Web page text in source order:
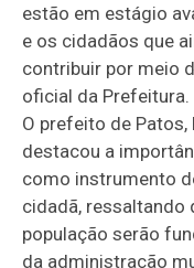
estão em estágio
e os cidadãos que
contribuir por meio
oficial da Prefeitura.
O prefeito de
destacou a
como instrumento
cidadã, ressaltando
população serão
da administração